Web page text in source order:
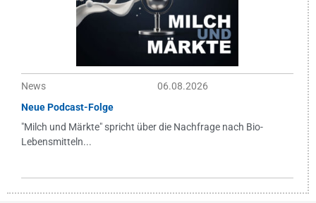
News
06.08.2026
Neue Podcast-Folge
"Milch und Märkte" spricht über die Nachfrage nach Bio-
Lebensmitteln...